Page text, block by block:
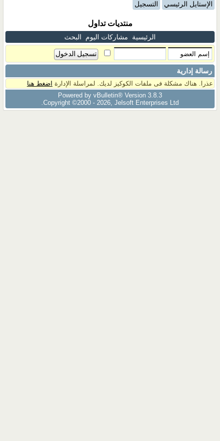
الإستايل الرئيسي التسجيل
منتديات تداول
الرئيسية مشاركات اليوم البحث
رسالة إدارية
عذرا. هناك مشكلة فى ملفات الكوكيز لديك. لمراسلة الإدارة اضغط هنا
Powered by vBulletin® Version 3.8.3
Copyright ©2000 - 2026, Jelsoft Enterprises Ltd.